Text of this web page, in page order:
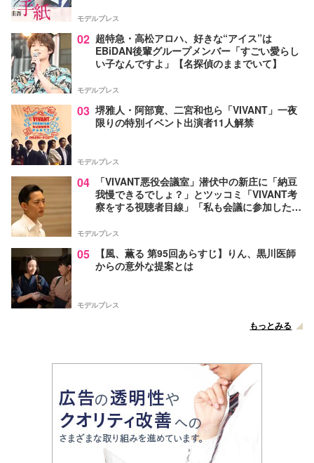
モデルプレス
02 超特急・高松アロハ、好きな“アイス”は
EBiDAN後輩グループメンバー「すごい愛らし
い子なんですよ」【名探偵のままでいて】
モデルプレス
03 堺雅人・阿部寛、二宮和也ら「VIVANT」一夜
限りの特別イベント出演者11人解禁
モデルプレス
04
「VIVANT悪役会議室」潜伏中の新庄に「納豆
我慢できるでしょ？」とツッコミ「VIVANT考
察をする視聴者目線」「私も会議に参加した
モデルプレス
05
【風、薫る 第95回あらすじ】りん、黒川医師
からの意外な提案とは
モデルプレス
もっとみる